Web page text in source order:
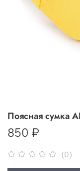
(0)
Поясная сумка
850 ₽